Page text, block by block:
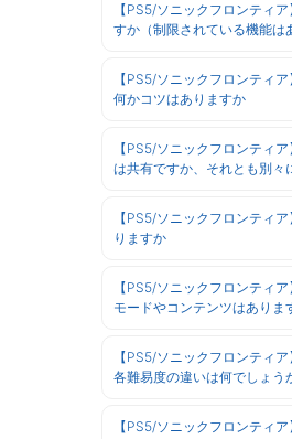
【PS5/ソニックフロンティ
すか（制限されている機能は
【PS5/ソニックフロンティ
何かコツはありますか
【PS5/ソニックフロンティ
は共有ですか、それとも別々
【PS5/ソニックフロンティ
りますか
【PS5/ソニックフロンティ
モードやコンテンツはありま
【PS5/ソニックフロンティ
各難易度の違いは何でしょう
【PS5/ソニックフロンティ